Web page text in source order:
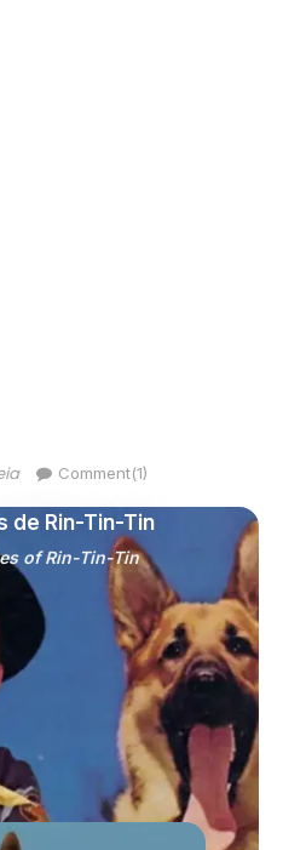
Comment(1)
of Rin-Tin-Tin
de Rin-Tin-Tin